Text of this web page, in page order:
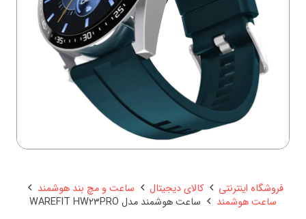
فروشگاه اینترنتی کالای دیجیتال
ساعت و مچ بند هوشمند
ساعت هوشمند
ساعت هوشمند مدل WAREFIT HW23PRO